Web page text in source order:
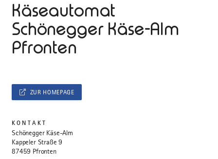
Käseautomat
Schönegger Käse-Alm
Pfronten
ZUR HOMEPAGE
KONTAKT
Schönegger Käse-Alm
Kappeler Straße 9
87459 Pfronten